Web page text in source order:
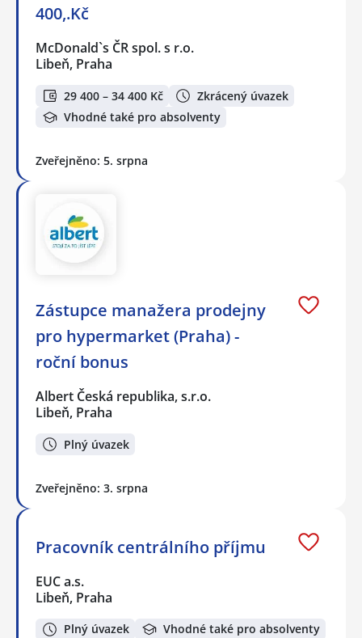
400,.Kč
McDonald`s ČR spol. s r.o.
Libeň, Praha
29 400 – 34 400 Kč
Zkrácený úvazek
Vhodné také pro absolventy
Zveřejněno: 5. srpna
Zástupce manažera prodejny
pro hypermarket (Praha) -
roční bonus
Albert Česká republika, s.r.o.
Libeň, Praha
Plný úvazek
Zveřejněno: 3. srpna
Pracovník centrálního příjmu
EUC a.s.
Libeň, Praha
Plný úvazek Vhodné také pro absolventy